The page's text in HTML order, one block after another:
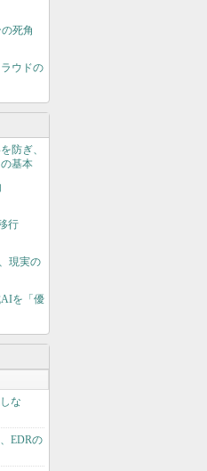
死角
ウドの
防ぎ、
基本
行
現実の
を「優
な
EDRの